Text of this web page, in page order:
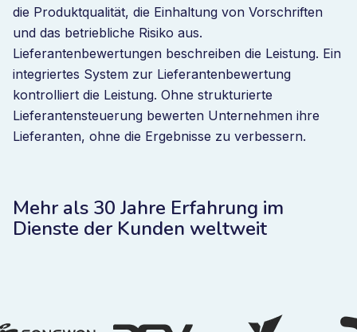
die Produktqualität, die Einhaltung von Vorschriften
und das betriebliche Risiko aus.
Lieferantenbewertungen beschreiben die Leistung. Ein
integriertes System zur Lieferantenbewertung
kontrolliert die Leistung. Ohne strukturierte
Lieferantensteuerung bewerten Unternehmen ihre
Lieferanten, ohne die Ergebnisse zu verbessern.
Mehr als 30 Jahre Erfahrung im
Dienste der Kunden weltweit